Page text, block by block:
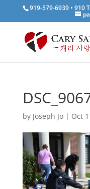
919-579-6939 • 910
by Joseph Jo| Oct